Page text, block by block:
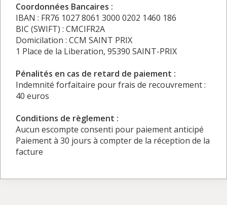
Coordonnées Bancaires :
IBAN : FR76 1027 8061 3000 0202 1460 186
BIC (SWIFT) : CMCIFR2A
Domicilation : CCM SAINT PRIX
1 Place de la Liberation, 95390 SAINT-PRIX
Pénalités en cas de retard de paiement :
Indemnité forfaitaire pour frais de recouvrement :
40 euros
Conditions de règlement :
Aucun escompte consenti pour paiement anticipé
Paiement à 30 jours à compter de la réception de la
facture